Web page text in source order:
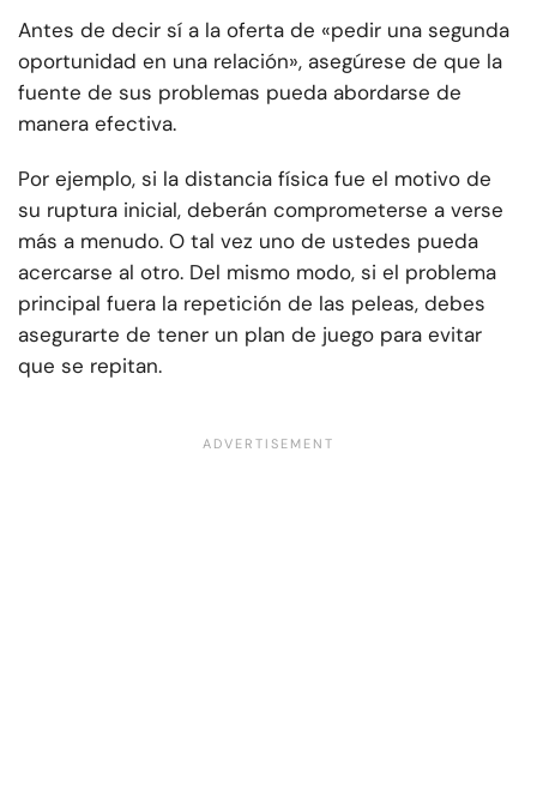
Antes de decir sí a la oferta de «pedir una segunda
oportunidad en una relación», asegúrese de que la
fuente de sus problemas pueda abordarse de
manera efectiva.
Por ejemplo, si la distancia física fue el motivo de
su ruptura inicial, deberán comprometerse a verse
más a menudo. O tal vez uno de ustedes pueda
acercarse al otro. Del mismo modo, si el problema
principal fuera la repetición de las peleas, debes
asegurarte de tener un plan de juego para evitar
que se repitan.